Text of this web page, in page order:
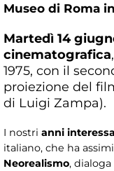
Museo di Roma
Martedì 14
cinematografica
1975, con il
proiezione del
di Luigi Zampa).
I nostri anni
italiano, che ha
Neorealismo, dialoga